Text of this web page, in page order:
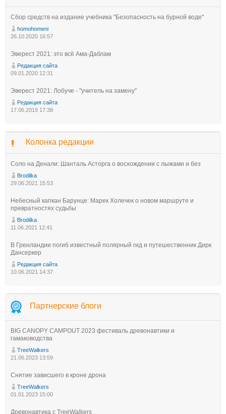
Сбор средств на издание учебника "Безопасность на бурной воде"
homohomeni
26.10.2020 16:57
Эверест 2021: это всё Ама-Даблам
Редакция сайта
09.01.2020 12:31
Эверест 2021: Лобуче - "учитель на замену"
Редакция сайта
17.06.2019 17:38
Колонка редакции
Соло на Денали: Шанталь Асторга о восхождении с лыжами и без
Brodilka
29.06.2021 15:53
Небесный капкан Барунце: Марек Холечек о новом маршруте и
превратностях судьбы
Brodilka
11.06.2021 12:41
В Гренландии погиб известный полярный гид и путешественник Дирк
Дансеркер
Редакция сайта
10.06.2021 14:37
Партнерские блоги
BIG CANOPY CAMPOUT 2023 фестиваль древонавтики и
гамаководства
TreeWalkers
21.06.2023 13:59
Снятие зависшего в кроне дрона
TreeWalkers
01.01.2023 15:00
Древонавтика с TreeWalkers